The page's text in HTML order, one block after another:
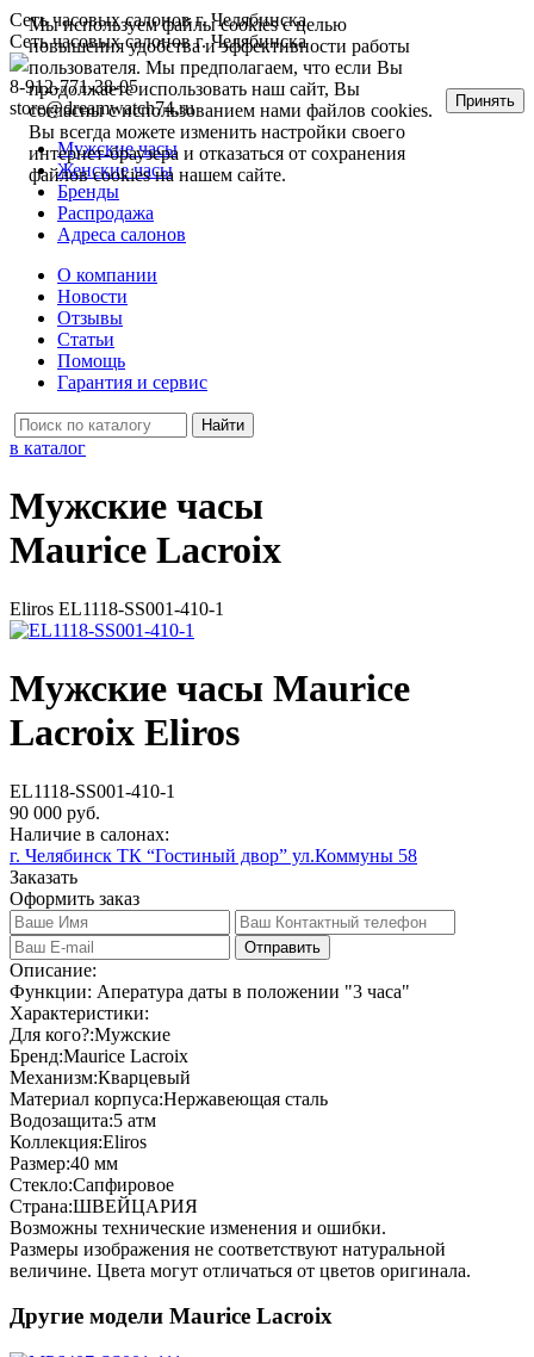
Сеть часовых салонов г. Челябинска
Сеть часовых салонов г. Челябинска
8-912-771-38-05
store@dreamwatch74.ru
Мужские часы
Женские часы
Бренды
Распродажа
Адреса салонов
О компании
Новости
Отзывы
Статьи
Помощь
Гарантия и сервис
в каталог
Мужские часы
Maurice Lacroix
Eliros EL1118-SS001-410-1
Мужские часы Maurice
Lacroix Eliros
EL1118-SS001-410-1
90 000 руб.
Наличие в салонах:
г. Челябинск ТК “Гостиный двор” ул.Коммуны 58
Заказать
Оформить заказ
Отправить
Описание:
Функции: Апература даты в положении "3 часа"
Характеристики:
Для кого?:Мужские
Бренд:Maurice Lacroix
Механизм:Кварцевый
Материал корпуса:Нержавеющая сталь
Водозащита:5 атм
Коллекция:Eliros
Размер:40 мм
Стекло:Сапфировое
Страна:ШВЕЙЦАРИЯ
Возможны технические изменения и ошибки.
Размеры изображения не соответствуют натуральной
величине. Цвета могут отличаться от цветов оригинала.
Другие модели Maurice Lacroix
Мы используем файлы cookies с целью
повышения удобства и эффективности работы
пользователя. Мы предполагаем, что если Вы
продолжаете использовать наш сайт, Вы
согласны с использованием нами файлов cookies.
Вы всегда можете изменить настройки своего
интернет-браузера и отказаться от сохранения
файлов cookies на нашем сайте.
Принять